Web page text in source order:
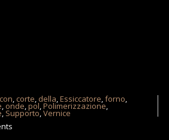
con, corte, della,Essiccatore,forno,
, onde,pol,Polimerizzazione,
, Supporto,Vernice